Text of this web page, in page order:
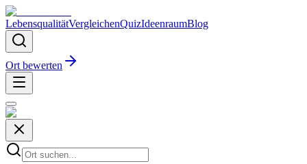
LebensqualitätVergleichenQuizIdeenraumBlog
Ort bewerten